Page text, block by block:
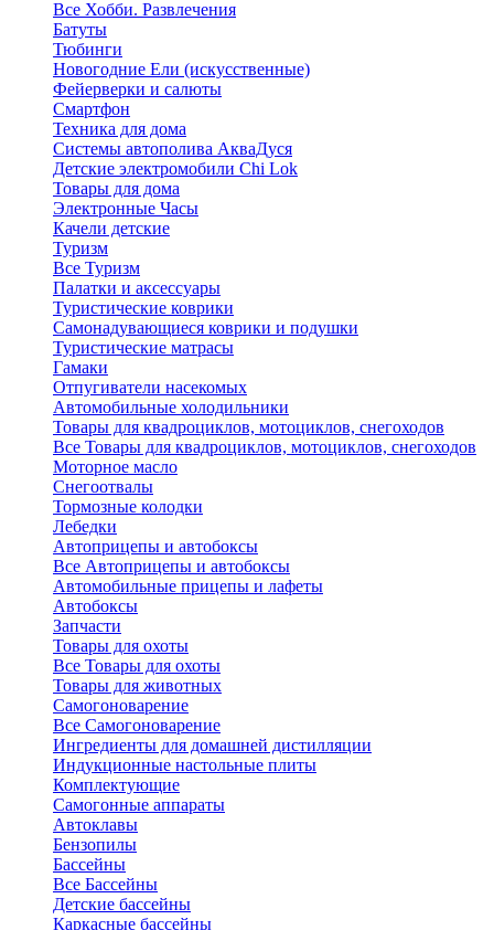
Все Хобби. Развлечения
Батуты
Тюбинги
Новогодние Ели (искусственные)
Фейерверки и салюты
Смартфон
Техника для дома
Системы автополива АкваДуся
Детские электромобили Chi Lok
Товары для дома
Электронные Часы
Качели детские
Туризм
Все Туризм
Палатки и аксессуары
Туристические коврики
Самонадувающиеся коврики и подушки
Туристические матрасы
Гамаки
Отпугиватели насекомых
Автомобильные холодильники
Товары для квадроциклов, мотоциклов, снегоходов
Все Товары для квадроциклов, мотоциклов, снегоходов
Моторное масло
Снегоотвалы
Тормозные колодки
Лебедки
Автоприцепы и автобоксы
Все Автоприцепы и автобоксы
Автомобильные прицепы и лафеты
Автобоксы
Запчасти
Товары для охоты
Все Товары для охоты
Товары для животных
Самогоноварение
Все Самогоноварение
Ингредиенты для домашней дистилляции
Индукционные настольные плиты
Комплектующие
Самогонные аппараты
Автоклавы
Бензопилы
Бассейны
Все Бассейны
Детские бассейны
Каркасные бассейны